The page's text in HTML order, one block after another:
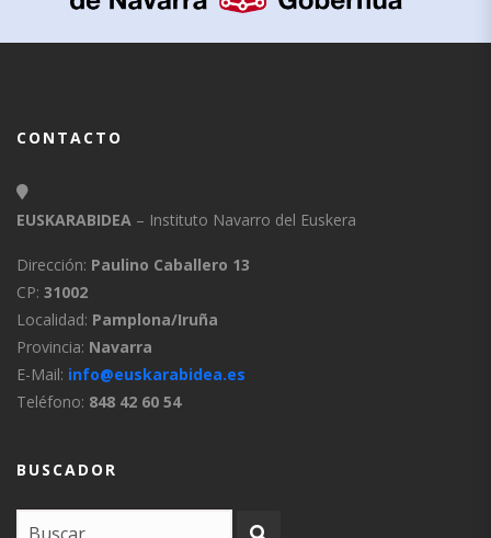
CONTACTO
EUSKARABIDEA – Instituto Navarro del Euskera
Dirección: Paulino Caballero 13
CP: 31002
Localidad: Pamplona/Iruña
Provincia: Navarra
E-Mail: info@euskarabidea.es
Teléfono: 848 42 60 54
BUSCADOR